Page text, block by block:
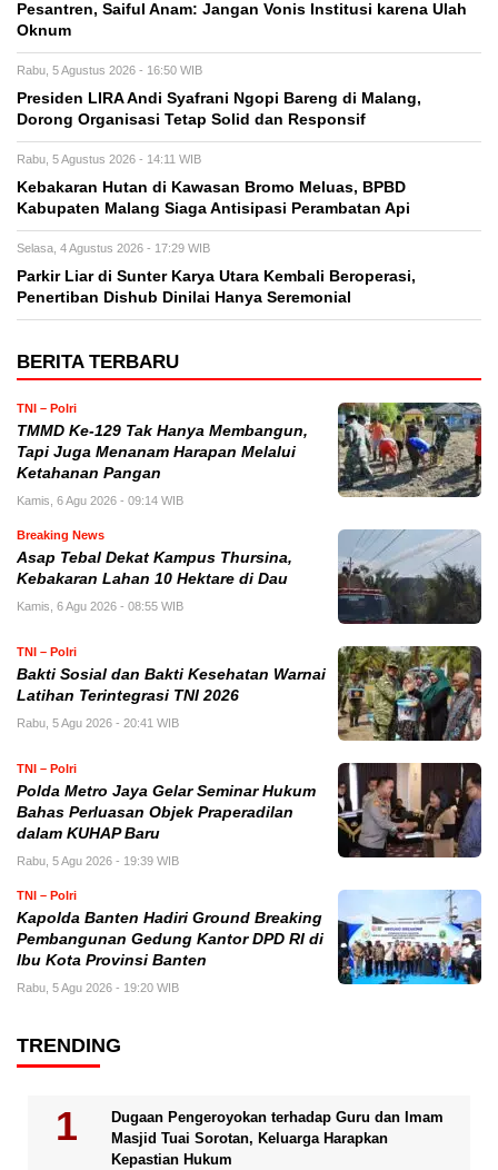
Pesantren, Saiful Anam: Jangan Vonis Institusi karena Ulah
Oknum
Rabu, 5 Agustus 2026 - 16:50 WIB
Presiden LIRA Andi Syafrani Ngopi Bareng di Malang,
Dorong Organisasi Tetap Solid dan Responsif
Rabu, 5 Agustus 2026 - 14:11 WIB
Kebakaran Hutan di Kawasan Bromo Meluas, BPBD
Kabupaten Malang Siaga Antisipasi Perambatan Api
Selasa, 4 Agustus 2026 - 17:29 WIB
Parkir Liar di Sunter Karya Utara Kembali Beroperasi,
Penertiban Dishub Dinilai Hanya Seremonial
BERITA TERBARU
TNI – Polri
TMMD Ke-129 Tak Hanya Membangun,
Tapi Juga Menanam Harapan Melalui
Ketahanan Pangan
Kamis, 6 Agu 2026 - 09:14 WIB
Breaking News
Asap Tebal Dekat Kampus Thursina,
Kebakaran Lahan 10 Hektare di Dau
Kamis, 6 Agu 2026 - 08:55 WIB
TNI – Polri
Bakti Sosial dan Bakti Kesehatan Warnai
Latihan Terintegrasi TNI 2026
Rabu, 5 Agu 2026 - 20:41 WIB
TNI – Polri
Polda Metro Jaya Gelar Seminar Hukum
Bahas Perluasan Objek Praperadilan
dalam KUHAP Baru
Rabu, 5 Agu 2026 - 19:39 WIB
TNI – Polri
Kapolda Banten Hadiri Ground Breaking
Pembangunan Gedung Kantor DPD RI di
Ibu Kota Provinsi Banten
Rabu, 5 Agu 2026 - 19:20 WIB
TRENDING
Dugaan Pengeroyokan terhadap Guru dan Imam
Masjid Tuai Sorotan, Keluarga Harapkan
Kepastian Hukum